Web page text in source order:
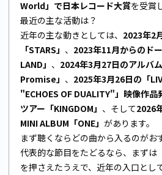
World」で日本レコード大賞を受賞
最近の主な活動は？
近年の主な動きとしては、 2023年2
「STARS」 、 2023年11月からのド
LAND」 、 2024年3月27日のアルバ
Promise」 、 2025年3月26日の「
"ECHOES OF DUALITY"」映像作品
ツアー「KINGDOM」 、そして2026
MINI ALBUM「ONE」 があります。
まず聴くならどの曲から入るのがお
代表的な節目をたどるなら、まずは
を押さえたうえで、近年の入口とし